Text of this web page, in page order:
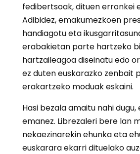
fedibertsoak, dituen erronkei
Adibidez, emakumezkoen
handiagotu eta
erabakietan parte hartzeko
hartzaileagoa diseinatu edo
ez duten euskarazko zenbait
erakartzeko moduak eskaini.
Hasi bezala amaitu nahi
emanez. Librezaleri bere lan
nekaezinarekin ehunka eta
euskarara ekarri dituelako